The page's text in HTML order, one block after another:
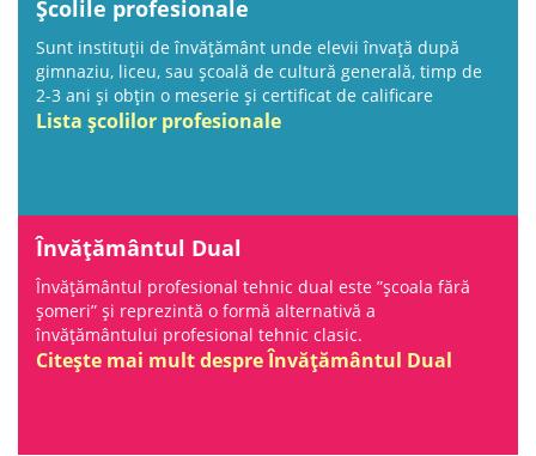
Școlile profesionale
Sunt instituții de învățământ unde elevii învață după
gimnaziu, liceu, sau școală de cultură generală, timp de
2-3 ani și obțin o meserie și certificat de calificare
Lista școlilor profesionale
Învățământul Dual
Învățământul profesional tehnic dual este ”școala fără
șomeri” și reprezintă o formă alternativă a
învățământului profesional tehnic clasic.
Citește mai mult despre Învățământul Dual